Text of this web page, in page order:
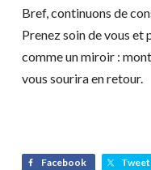
Bref, continuons de
Prenez soin de vous et
comme un miroir :
vous sourira en retour.
Facebook Tweet